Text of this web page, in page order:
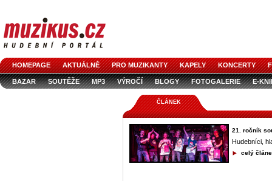
HOMEPAGE AKTUÁLNĚ PRO MUZIKANTY KAPELY KONCERTY
BAZAR SOUTĚŽE MP3 VÝROČÍ BLOGY FOTOGALERIE E-
ČLÁNEK
21. ročník
Hudebníci,
celý